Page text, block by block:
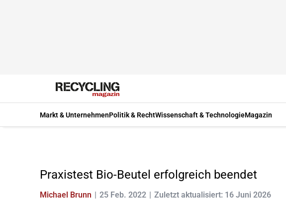
Markt & UnternehmenPolitik & RechtWissenschaft & TechnologieMagazin
Praxistest Bio-Beutel erfolgreich beendet
Michael Brunn 25 Feb. 2022 Zuletzt aktualisiert: 16 Juni 2026